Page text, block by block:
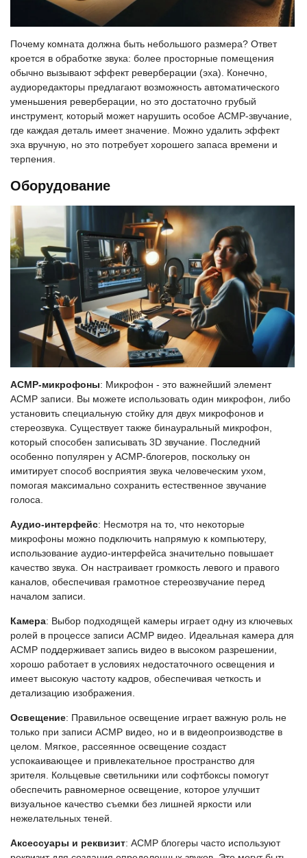
Почему комната должна быть небольшого размера? Ответ
кроется в обработке звука: более просторные помещения
обычно вызывают эффект реверберации (эха). Конечно,
аудиоредакторы предлагают возможность автоматического
уменьшения реверберации, но это достаточно грубый
инструмент, который может нарушить особое АСМР-звучание,
где каждая деталь имеет значение. Можно удалить эффект
эха вручную, но это потребует хорошего запаса времени и
терпения.
Оборудование
АСМР-микрофоны: Микрофон - это важнейший элемент
АСМР записи. Вы можете использовать один микрофон, либо
установить специальную стойку для двух микрофонов и
стереозвука. Существует также бинауральный микрофон,
который способен записывать 3D звучание. Последний
особенно популярен у АСМР-блогеров, поскольку он
имитирует способ восприятия звука человеческим ухом,
помогая максимально сохранить естественное звучание
голоса.
Аудио-интерфейс: Несмотря на то, что некоторые
микрофоны можно подключить напрямую к компьютеру,
использование аудио-интерфейса значительно повышает
качество звука. Он настраивает громкость левого и правого
каналов, обеспечивая грамотное стереозвучание перед
началом записи.
Камера: Выбор подходящей камеры играет одну из ключевых
ролей в процессе записи АСМР видео. Идеальная камера для
АСМР поддерживает запись видео в высоком разрешении,
хорошо работает в условиях недостаточного освещения и
имеет высокую частоту кадров, обеспечивая четкость и
детализацию изображения.
Освещение: Правильное освещение играет важную роль не
только при записи АСМР видео, но и в видеопроизводстве в
целом. Мягкое, рассеянное освещение создаст
успокаивающее и привлекательное пространство для
зрителя. Кольцевые светильники или софтбоксы помогут
обеспечить равномерное освещение, которое улучшит
визуальное качество съемки без лишней яркости или
нежелательных теней.
Аксессуары и реквизит: АСМР блогеры часто используют